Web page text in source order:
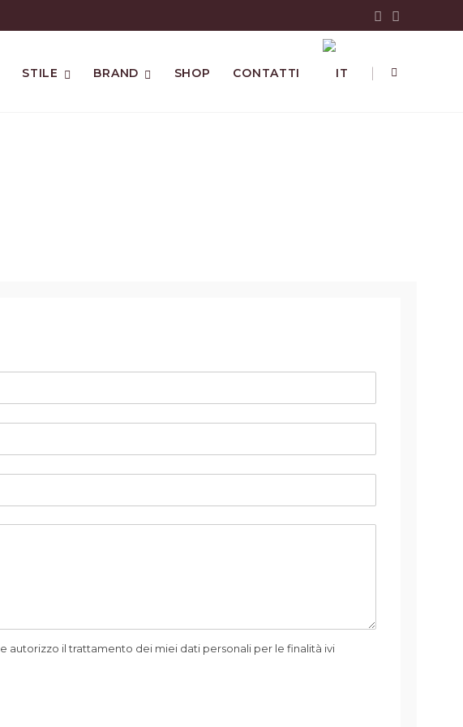
STILE BRAND SHOP CONTATTI |
e autorizzo il trattamento dei miei dati personali per le finalità ivi